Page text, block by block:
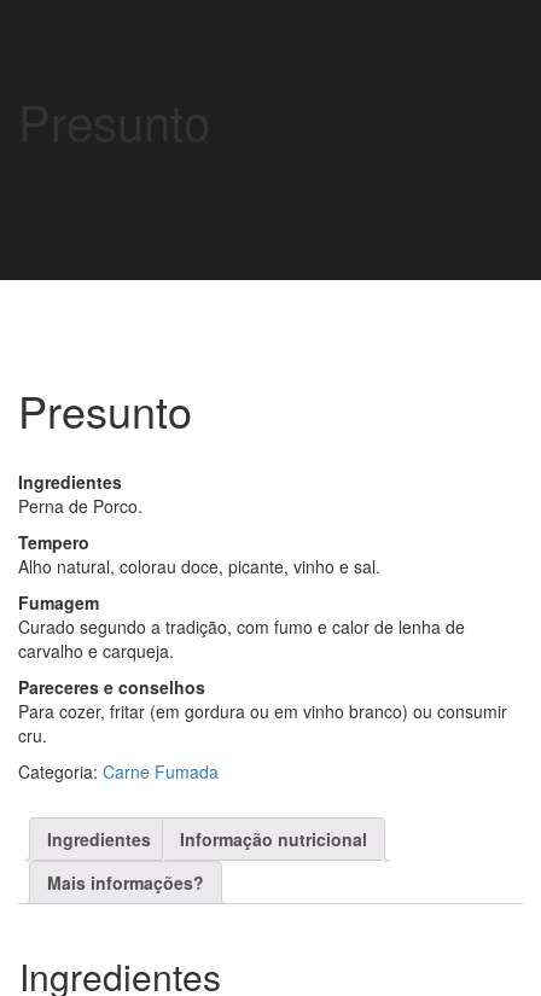
Presunto
Ingredientes
Perna de Porco.
Tempero
Alho natural, colorau doce, picante, vinho e sal.
Fumagem
Curado segundo a tradição, com fumo e calor de lenha de
carvalho e carqueja.
Pareceres e conselhos
Para cozer, fritar (em gordura ou em vinho branco) ou consumir
cru.
Categoria: Carne Fumada
Ingredientes
Informação nutricional
Mais informações?
Ingredientes